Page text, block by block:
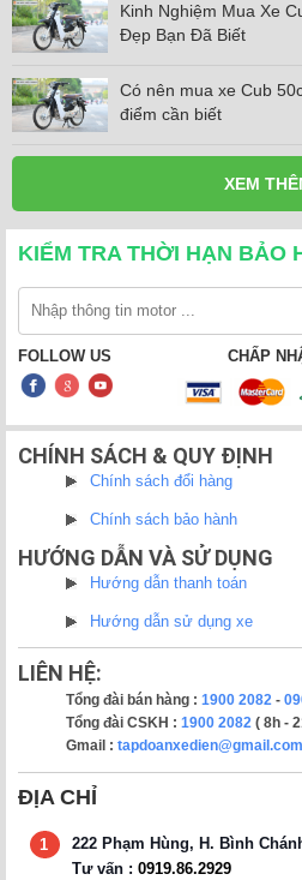
Kinh Nghiệm Mua Xe
Đẹp Bạn Đã Biết
Có nên mua xe Cub
điểm cần biết
XEM
KIỂM TRA THỜI HẠN BẢO
FOLLOW US CHẤP
CHÍNH SÁCH & QUY ĐỊNH
Chính sách đổi hàng
Chính sách bảo hành
HƯỚNG DẪN VÀ SỬ DỤNG
Hướng dẫn thanh toán
Hướng dẫn sử dụng xe
LIÊN HỆ:
Tổng đài bán hàng : 1900 2082 -
Tổng đài CSKH : 1900 2082 ( 8h -
Gmail : tapdoanxedien@gmail.com
ĐỊA CHỈ
1
222 Phạm Hùng, H. Bình
Tư vấn : 0919.86.2929